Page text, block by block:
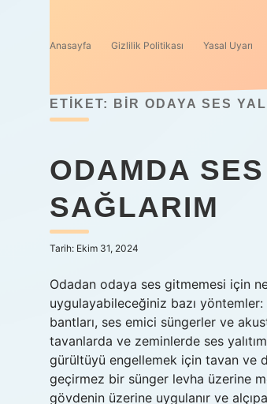
Anasayfa Gizlilik Politikası Yasal Uyarı
ETIKET: BIR ODAYA SES
ODAMDA
SAĞLARIM
Tarih: Ekim 31, 2024
Odadan odaya ses gitmemesi için
uygulayabileceğiniz bazı yöntemler:
bantları, ses emici süngerler ve
tavanlarda ve zeminlerde ses
gürültüyü engellemek için tavan ve
geçirmez bir sünger levha üzerine
gövdenin üzerine uygulanır ve